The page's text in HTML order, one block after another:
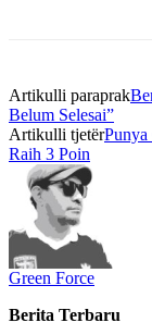
Artikulli paraprak
Belum Selesai”
Artikulli tjetërPunya
Raih 3 Poin
Green Force
Berita Terbaru